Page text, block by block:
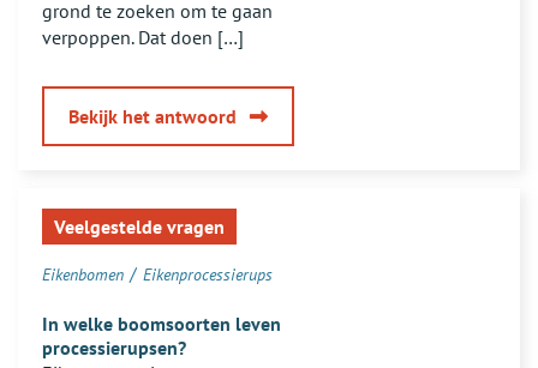
grond te zoeken om te gaan
verpoppen. Dat doen […]
Bekijk het antwoord van
Bent
Franse
bestrijdingsmethode,
Veelgestelde vragen
Eikenbomen / Eikenprocessierups
In welke boomsoorten leven
processierupsen?